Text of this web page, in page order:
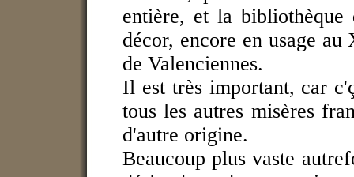
entière, et la bibliothèque
décor, encore en usage
de Valenciennes.
Il est très important, car
tous les autres misères
d'autre origine.
Beaucoup plus vaste